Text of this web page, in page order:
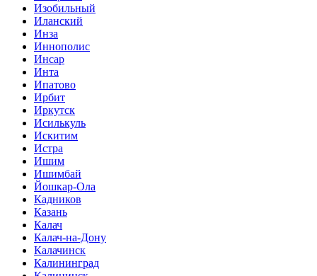
Изобильный
Иланский
Инза
Иннополис
Инсар
Инта
Ипатово
Ирбит
Иркутск
Исилькуль
Искитим
Истра
Ишим
Ишимбай
Йошкар-Ола
Кадников
Казань
Калач
Калач-на-Дону
Калачинск
Калининград